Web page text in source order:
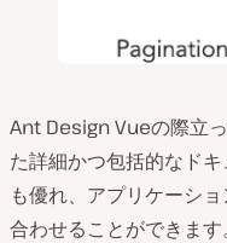
Ant Design Vueの際立
た詳細かつ包括的なド
も優れ、アプリケーシ
合わせることができます。